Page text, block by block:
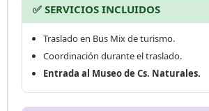
✅ SERVICIOS INCLUIDOS
Traslado en Bus Mix de turismo.
Coordinación durante el traslado.
Entrada al Museo de Cs. Naturales.